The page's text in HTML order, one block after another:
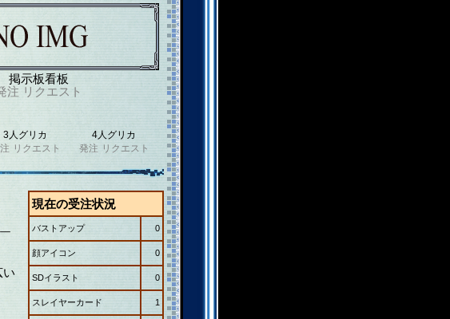
掲示板看板
注 リクエスト
3人グリカ
リクエスト
4人グリカ
発注 リクエスト
現在の受注状況
バストアップ 0
顔アイコン 0
SDイラスト 0
スレイヤーカード 1
い